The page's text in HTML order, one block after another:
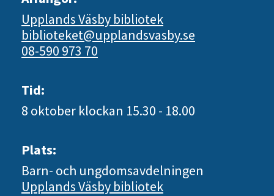
Upplands Väsby bibliotek
biblioteket@upplandsvasby.se
08-590 973 70
Tid:
8 oktober klockan 15.30 - 18.00
Plats:
Barn- och ungdomsavdelningen
Upplands Väsby bibliotek